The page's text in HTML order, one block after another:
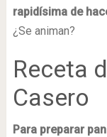
rapidísima de
¿Se animan?
Receta
Casero
Para preparar